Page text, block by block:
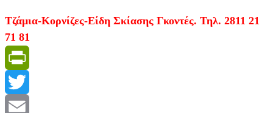
Τζάμια-Κορνίζες-Είδη Σκίασης Γκοντές. Τηλ. 2811 21
71 81
PrintFriendly
Twitter